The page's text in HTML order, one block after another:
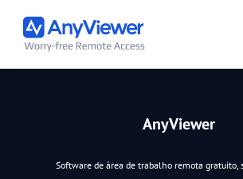
AnyViewer
Software de área de trabalho remota gratuito,